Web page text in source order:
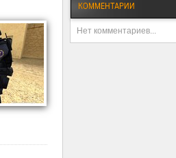
КОММЕНТАРИИ
Нет комментариев...